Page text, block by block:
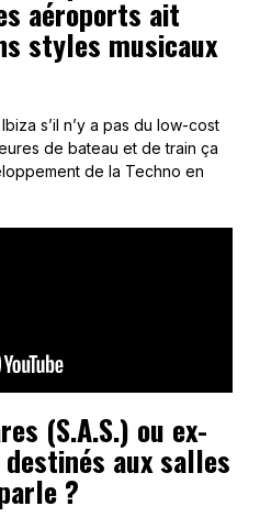
aéroports ait
styles musicaux
s’il n’y a pas du low-cost
de bateau et de train ça
de la Techno en
(S.A.S.) ou ex-
aux salles
?